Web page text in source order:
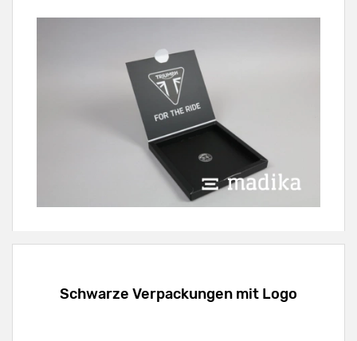
Schwarze Verpackungen mit Logo